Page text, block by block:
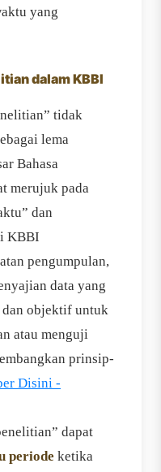
yang
dalam KBBI
tidak
lema
Bahasa
merujuk pada
dan
KBBI
pengumpulan,
data yang
dan objektif untuk
atau menguji
prinsip‐
Disini -
dapat
periode ketika